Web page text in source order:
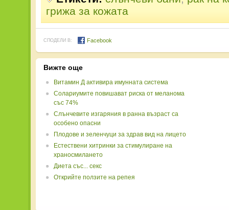
грижа за кожата
СПОДЕЛИ В: Facebook
Вижте още
Витамин Д активира имунната система
Солариумите повишават риска от меланома
със 74%
Слънчевите изгаряния в ранна възраст са
особено опасни
Плодове и зеленчуци за здрав вид на лицето
Естествени хитринки за стимулиране на
храносмилането
Диета със... секс
Открийте ползите на репея